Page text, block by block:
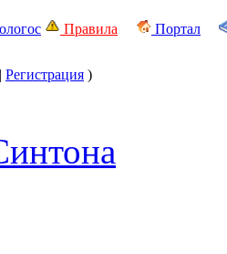
Правила Портал
| Регистрация )